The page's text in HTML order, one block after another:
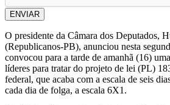
ENVIAR
O presidente da Câmara dos Deputados,
(Republicanos-PB), anunciou nesta
convocou para a tarde de amanhã (16)
líderes para tratar do projeto de lei (PL)
federal, que acaba com a escala de seis
cada dia de folga, a escala 6X1.